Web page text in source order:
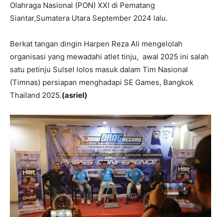
Olahraga Nasional (PON) XXI di Pematang
Siantar,Sumatera Utara September 2024 lalu.
Berkat tangan dingin Harpen Reza Ali mengelolah
organisasi yang mewadahi atlet tinju, awal 2025 ini salah
satu petinju Sulsel lolos masuk dalam Tim Nasional
(Timnas) persiapan menghadapi SE Games, Bangkok
Thailand 2025.(asriel)